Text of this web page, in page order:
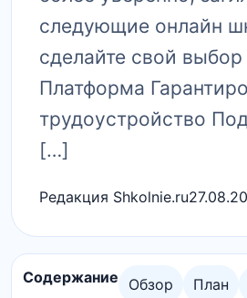
следующие онлайн
сделайте свой
Платформа
трудоустройство
[…]
Редакция Shkolnie.ru
Содержание Обзор План